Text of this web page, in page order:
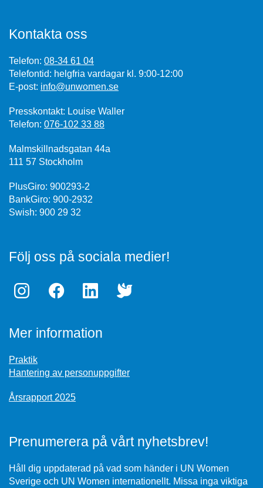
Kontakta oss
Telefon: 08-34 61 04
Telefontid: helgfria vardagar kl. 9:00-12:00
E-post: info@unwomen.se
Presskontakt: Louise Waller
Telefon: 076-102 33 88
Malmskillnadsgatan 44a
111 57 Stockholm
PlusGiro: 900293-2
BankGiro: 900-2932
Swish: 900 29 32
Följ oss på sociala medier!
Mer information
Praktik
Hantering av personuppgifter
Årsrapport 2025
Prenumerera på vårt nyhetsbrev!
Håll dig uppdaterad på vad som händer i UN Women
Sverige och UN Women internationellt. Missa inga viktiga